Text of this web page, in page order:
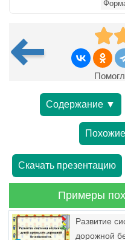
Содержание ▼
Скачать презентацию
Примеры
Развитие
дорожной